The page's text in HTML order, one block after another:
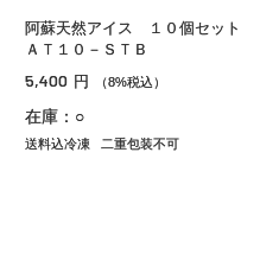
阿蘇天然アイス １０個セット
ＡＴ１０－ＳＴＢ
5,400 円 （8%税込）
在庫：○
送料込冷凍 二重包装不可